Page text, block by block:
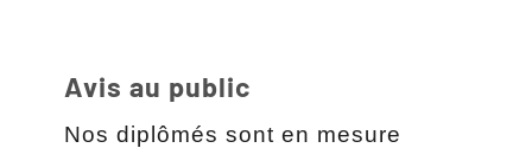
Avis au public
Nos diplômés sont en mesure